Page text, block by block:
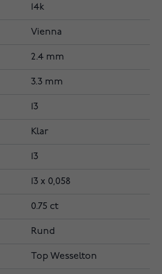
14k
Vienna
2.4 mm
3.3 mm
13
Klar
13
13 x 0,058
0.75 ct
Rund
Top Wesselton